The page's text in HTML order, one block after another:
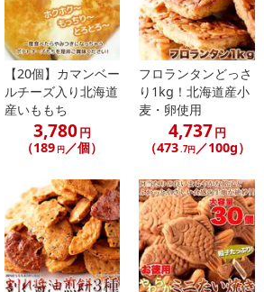
のためにベルトに例えられることもありま
ン麺と言い、ゆでた麺の上に唐辛子や刻み
油をかけて香りを出し、和えて食べる方法
に、味わい深いソースが絡まる絶品麺料理
30日以上
：日本
【20個】カマンベー
ルチーズ入り北海道
産いももち
3,780円
（189 円 ／個）
フロランタンどっさ
り1kg！北海道産小
麦・卵使用
4,737円
（473.7円／100g）